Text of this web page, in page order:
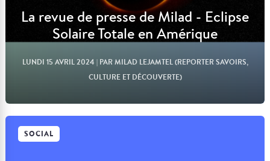
La revue de presse de Milad - Eclipse
Solaire Totale en Amérique
LUNDI 15 AVRIL 2024 | PAR MILAD LEJAMTEL (REPORTER SAVOIRS,
CULTURE ET DÉCOUVERTE)
SOCIAL